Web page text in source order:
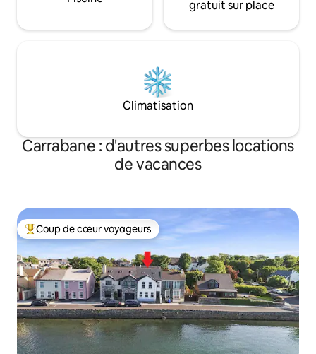
gratuit sur place
Climatisation
Carrabane : d'autres superbes locations
de vacances
Coups de cœur voyageurs les plus appréciés
Coup de cœur voyageurs